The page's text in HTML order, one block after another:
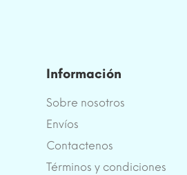
Información
Sobre nosotros
Envíos
Contactenos
Términos y condiciones